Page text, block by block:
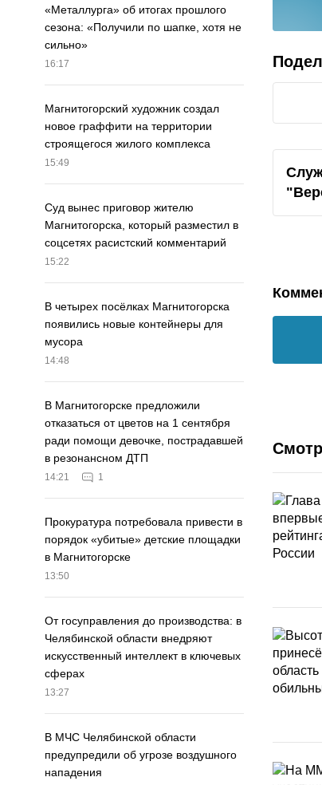
«Металлурга» об итогах прошлого
сезона: «Получили по шапке, хотя не
сильно»
16:17
Магнитогорский художник создал
новое граффити на территории
строящегося жилого комплекса
15:49
Суд вынес приговор жителю
Магнитогорска, который разместил в
соцсетях расистский комментарий
15:22
В четырех посёлках Магнитогорска
появились новые контейнеры для
мусора
14:48
В Магнитогорске предложили
отказаться от цветов на 1 сентября
ради помощи девочке, пострадавшей
в резонансном ДТП
14:21 1
Прокуратура потребовала привести в
порядок «убитые» детские площадки
в Магнитогорске
13:50
От госуправления до производства: в
Челябинской области внедряют
искусственный интеллект в ключевых
сферах
13:27
В МЧС Челябинской области
предупредили об угрозе воздушного
нападения
"